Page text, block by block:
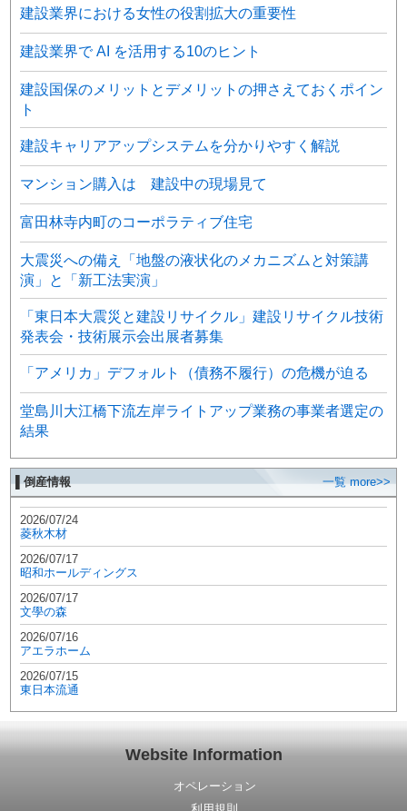
建設業界における女性の役割拡大の重要性
建設業界で AI を活用する10のヒント
建設国保のメリットとデメリットの押さえておくポイン
ト
建設キャリアアップシステムを分かりやすく解説
マンション購入は 建設中の現場見て
富田林寺内町のコーポラティブ住宅
大震災への備え「地盤の液状化のメカニズムと対策講
演」と「新工法実演」
「東日本大震災と建設リサイクル」建設リサイクル技術
発表会・技術展示会出展者募集
「アメリカ」デフォルト（債務不履行）の危機が迫る
堂島川大江橋下流左岸ライトアップ業務の事業者選定の
結果
▌倒産情報 一覧 more>>
2026/07/24
菱秋木材
2026/07/17
昭和ホールディングス
2026/07/17
文學の森
2026/07/16
アエラホーム
2026/07/15
東日本流通
Website Information
オペレーション